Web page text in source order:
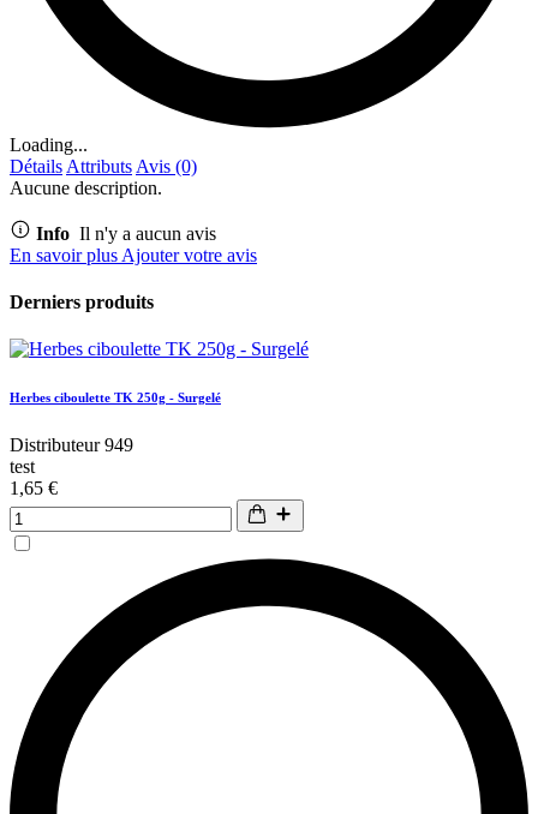
Loading...
Détails Attributs Avis (0)
Aucune description.
Info Il n'y a aucun avis
En savoir plus Ajouter votre avis
Derniers produits
Herbes ciboulette TK 250g - Surgelé
Distributeur 949
test
1,65 €